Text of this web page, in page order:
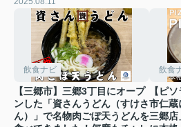
飲食ナビ
【三郷市】三郷3丁目にオープ
ンした「資さんうどん（すけさ
ん）」で名物肉ごぼ天うどんを
飲食
【ピ
市仁蔵
三郷店